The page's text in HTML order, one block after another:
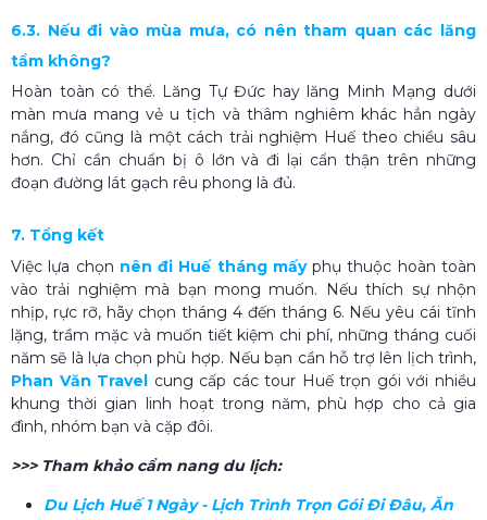
6.3. Nếu đi vào mùa mưa, có nên tham quan các lăng
tẩm không?
Hoàn toàn có thể. Lăng Tự Đức hay lăng Minh Mạng dưới
màn mưa mang vẻ u tịch và thâm nghiêm khác hẳn ngày
nắng, đó cũng là một cách trải nghiệm Huế theo chiều sâu
hơn. Chỉ cần chuẩn bị ô lớn và đi lại cẩn thận trên những
đoạn đường lát gạch rêu phong là đủ.
7. Tổng kết
Việc lựa chọn nên đi Huế tháng mấyphụ thuộc hoàn toàn
vào trải nghiệm mà bạn mong muốn. Nếu thích sự nhộn
nhịp, rực rỡ, hãy chọn tháng 4 đến tháng 6. Nếu yêu cái tĩnh
lặng, trầm mặc và muốn tiết kiệm chi phí, những tháng cuối
năm sẽ là lựa chọn phù hợp. Nếu bạn cần hỗ trợ lên lịch trình,
Phan Văn Travel cung cấp các tour Huế trọn gói với nhiều
khung thời gian linh hoạt trong năm, phù hợp cho cả gia
đình, nhóm bạn và cặp đôi.
>>> Tham khảo cẩm nang du lịch:
Du Lịch Huế 1 Ngày​ - Lịch Trình Trọn Gói Đi Đâu, Ăn